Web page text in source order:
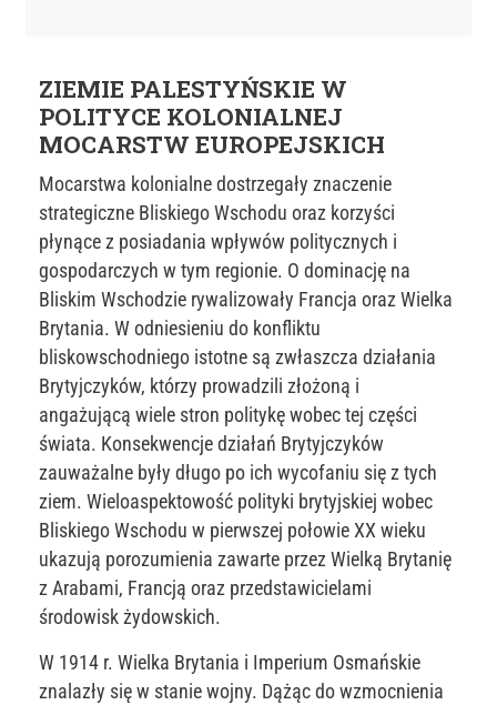
ZIEMIE PALESTYŃSKIE W
POLITYCE KOLONIALNEJ
MOCARSTW EUROPEJSKICH
Mocarstwa kolonialne dostrzegały znaczenie
strategiczne Bliskiego Wschodu oraz korzyści
płynące z posiadania wpływów politycznych i
gospodarczych w tym regionie. O dominację na
Bliskim Wschodzie rywalizowały Francja oraz Wielka
Brytania. W odniesieniu do konfliktu
bliskowschodniego istotne są zwłaszcza działania
Brytyjczyków, którzy prowadzili złożoną i
angażującą wiele stron politykę wobec tej części
świata. Konsekwencje działań Brytyjczyków
zauważalne były długo po ich wycofaniu się z tych
ziem. Wieloaspektowość polityki brytyjskiej wobec
Bliskiego Wschodu w pierwszej połowie XX wieku
ukazują porozumienia zawarte przez Wielką Brytanię
z Arabami, Francją oraz przedstawicielami
środowisk żydowskich.
W 1914 r. Wielka Brytania i Imperium Osmańskie
znalazły się w stanie wojny. Dążąc do wzmocnienia